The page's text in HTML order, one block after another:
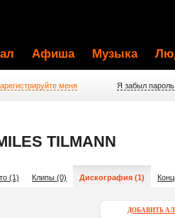
Афиша Музыка
меня Я забыл пароль
TILMANN
(1) Клипы (0) Дискография (1)
ДОБАВИТЬ